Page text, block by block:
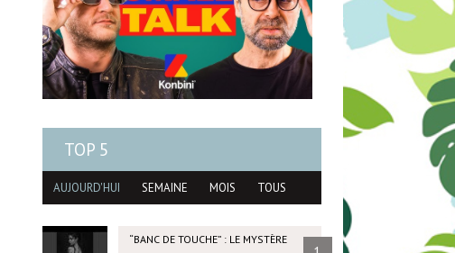
TOP 5
AUJOURD'HUI SEMAINE MOIS TOUS
“BANC DE TOUCHE” : LE MYSTÈRE